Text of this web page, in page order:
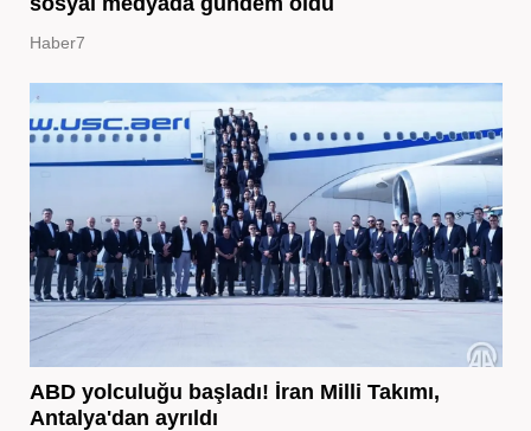
Haber7
ABD yolculuğu başladı! İran Milli Takımı,
Antalya'dan ayrıldı